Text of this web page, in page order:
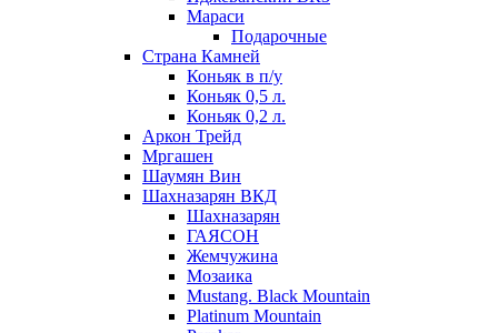
Мараси
Подарочные
Страна Камней
Коньяк в п/у
Коньяк 0,5 л.
Коньяк 0,2 л.
Аркон Трейд
Мргашен
Шаумян Вин
Шахназарян ВКД
Шахназарян
ГАЯСОН
Жемчужина
Мозаика
Mustang. Black Mountain
Platinum Mountain